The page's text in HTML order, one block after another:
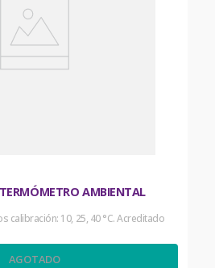
AMBIENTAL
calibración: 10, 25, 40 °C. Acreditado
AGOTADO